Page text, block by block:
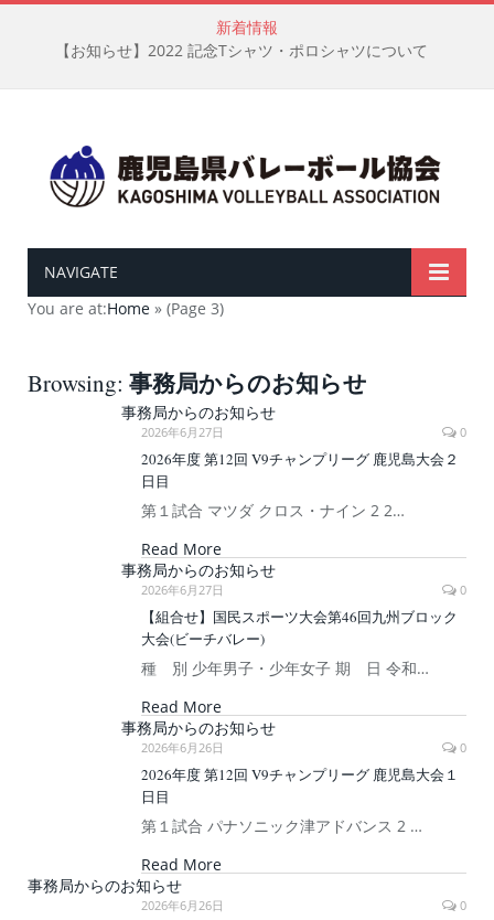
新着情報
【お知らせ】2022 記念Tシャツ・ポロシャツについて
NAVIGATE
You are at:Home » (Page 3)
Browsing: 事務局からのお知らせ
事務局からのお知らせ
2026年6月27日 0
2026年度 第12回 V9チャンプリーグ 鹿児島大会２
日目
第１試合 マツダ クロス・ナイン 2 2…
Read More
事務局からのお知らせ
2026年6月27日 0
【組合せ】国民スポーツ大会第46回九州ブロック
大会(ビーチバレー)
種 別 少年男子・少年女子 期 日 令和…
Read More
事務局からのお知らせ
2026年6月26日 0
2026年度 第12回 V9チャンプリーグ 鹿児島大会１
日目
第１試合 パナソニック津アドバンス 2 …
Read More
事務局からのお知らせ
2026年6月26日 0